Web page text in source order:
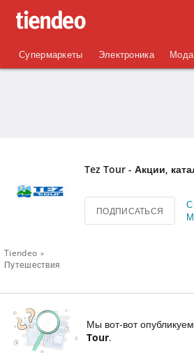
Супермаркеты Электроника Мода
Tiendeo
Путешествия
Tez Tour - Акции,
ПОДПИСАТЬСЯ
Мы вот-вот
Tour.